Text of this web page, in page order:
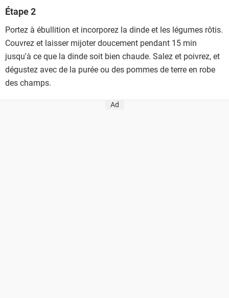
Étape 2
Portez à ébullition et incorporez la dinde et les légumes rôtis.
Couvrez et laisser mijoter doucement pendant 15 min
jusqu'à ce que la dinde soit bien chaude. Salez et poivrez, et
dégustez avec de la purée ou des pommes de terre en robe
des champs.
Ad